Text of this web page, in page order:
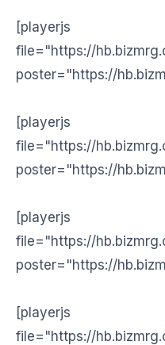
[playerjs
file="https://
poster="https://
[playerjs
file="https://
poster="https://
[playerjs
file="https://
poster="https://
[playerjs
file="https://